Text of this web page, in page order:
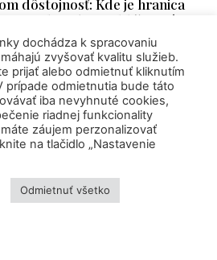
dôstojnosť: Kde je hranica
starostlivosťou a ubližovaním?
2026|Kristína Anna Majcherová
si najväčšie momenty
2026?
2026| René Beláček
Slovensku. Umelá
už jazdí aj v sanitkách
2026
dochádza k spracovaniu
zvyšovať kvalitu služieb.
prijať alebo odmietnuť kliknutím
prípade odmietnutia bude táto
iba nevyhnuté cookies,
riadnej funkcionality
záujem perzonalizovať
na tlačidlo „Nastavenie
Odmietnuť všetko